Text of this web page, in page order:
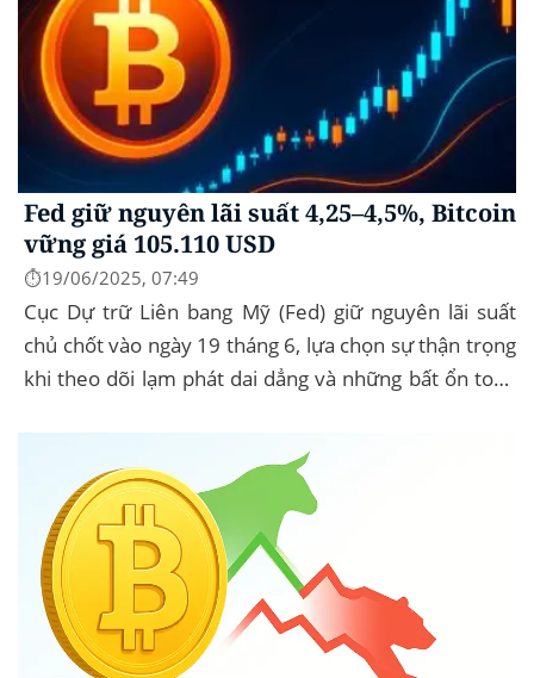
Fed giữ nguyên lãi suất 4,25–4,5%, Bitcoin
vững giá 105.110 USD
⏱️19/06/2025, 07:49
Cục Dự trữ Liên bang Mỹ (Fed) giữ nguyên lãi suất
chủ chốt vào ngày 19 tháng 6, lựa chọn sự thận trọng
khi theo dõi lạm phát dai dẳng và những bất ổn toàn